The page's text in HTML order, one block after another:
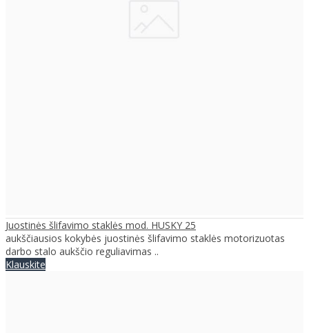
Juostinės šlifavimo staklės mod. HUSKY 25
aukščiausios kokybės juostinės šlifavimo staklės motorizuotas
darbo stalo aukščio reguliavimas ..
Klauskite